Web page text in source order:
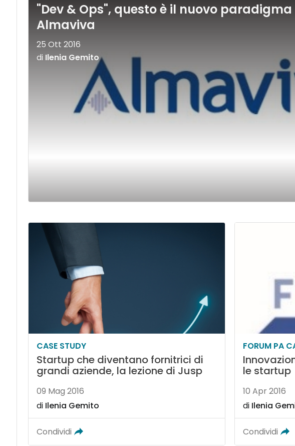
"Dev & Ops", questo è il nuovo
Almaviva
25 Ott 2016
di Ilenia Gemito
CASE STUDY
Startup che diventano fornitrici di
grandi aziende, la lezione di Jusp
09 Mag 2016
di Ilenia Gemito
Condividi
FORUM PA
le startup
10 Apr 2016
di Ilenia
Condividi